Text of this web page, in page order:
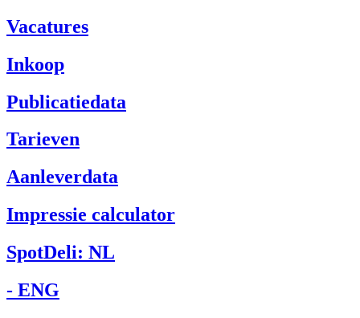
Vacatures
Inkoop
Publicatiedata
Tarieven
Aanleverdata
Impressie calculator
SpotDeli: NL
- ENG